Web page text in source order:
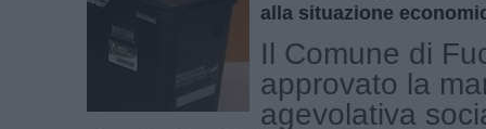
alla situazione
Il Comune di
approvato la
agevolativa